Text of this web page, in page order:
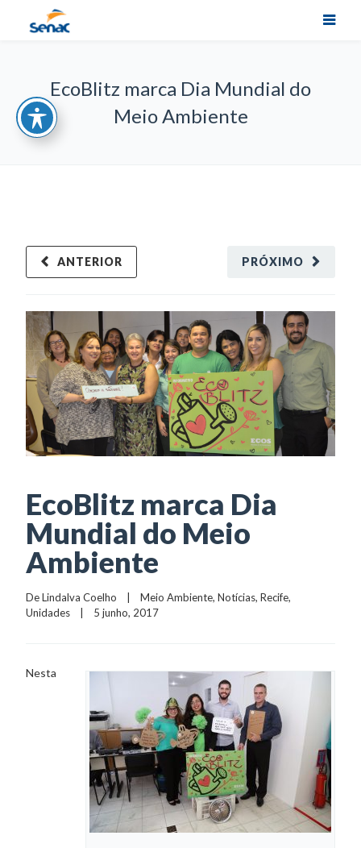
EcoBlitz marca Dia Mundial do
Meio Ambiente
PRÓXIMO
ANTERIOR
EcoBlitz marca Dia
Mundial do Meio
Ambiente
De Lindalva Coelho
    |
Meio Ambiente, Notícias, Recife
Unidades
    |    5 junho, 2017
Nesta